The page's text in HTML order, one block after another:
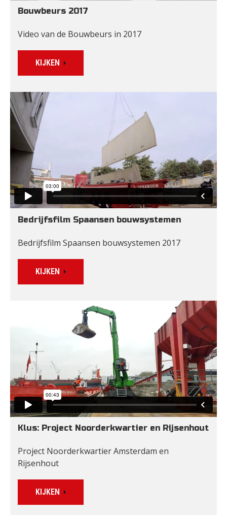
Bouwbeurs 2017
Video van de Bouwbeurs in 2017
KIJKEN
Bedrijfsfilm Spaansen bouwsystemen
Bedrijfsfilm Spaansen bouwsystemen 2017
KIJKEN
Klus: Project Noorderkwartier en Rijsenhout
Project Noorderkwartier Amsterdam en
Rijsenhout
KIJKEN